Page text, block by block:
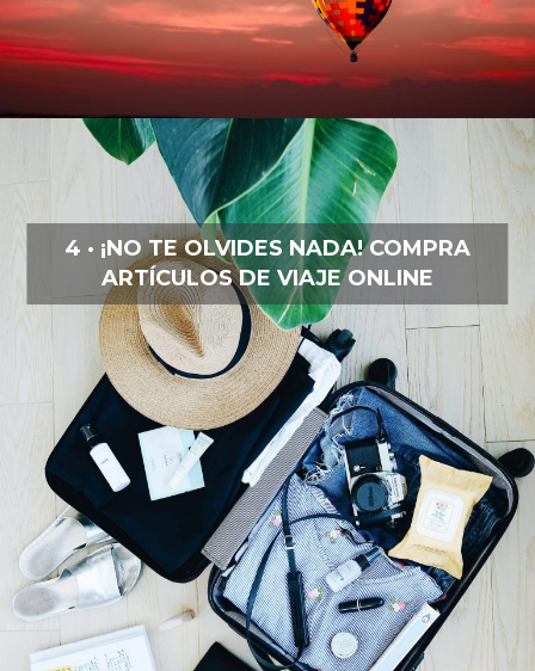
4 · ¡NO TE OLVIDES NADA! COMPRA
ARTÍCULOS DE VIAJE ONLINE